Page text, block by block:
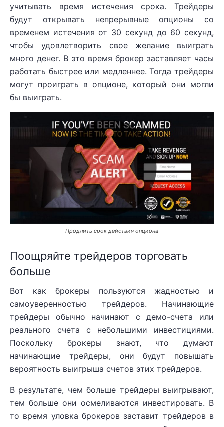
учитывать время истечения срока. Трейдеры
будут открывать непрерывные опционы со
временем истечения от 30 секунд до 60 секунд,
чтобы удовлетворить свое желание выиграть
много денег. В это время брокер заставляет часы
работать быстрее или медленнее. Тогда трейдеры
могут проиграть в опционе, который они могли
бы выиграть.
Продлить срок действия опциона
Поощряйте трейдеров торговать
больше
Вот как брокеры пользуются жадностью и
самоуверенностью трейдеров. Начинающие
трейдеры обычно начинают с демо-счета или
реального счета с небольшими инвестициями.
Поскольку брокеры знают, что думают
начинающие трейдеры, они будут повышать
вероятность выигрыша счетов этих трейдеров.
В результате, чем больше трейдеры выигрывают,
тем больше они осмеливаются инвестировать. В
то время уловка брокеров заставит трейдеров в